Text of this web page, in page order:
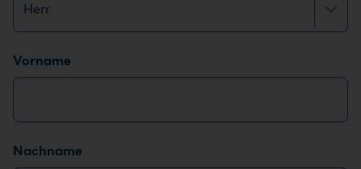
Name*
Vorname
Nachname